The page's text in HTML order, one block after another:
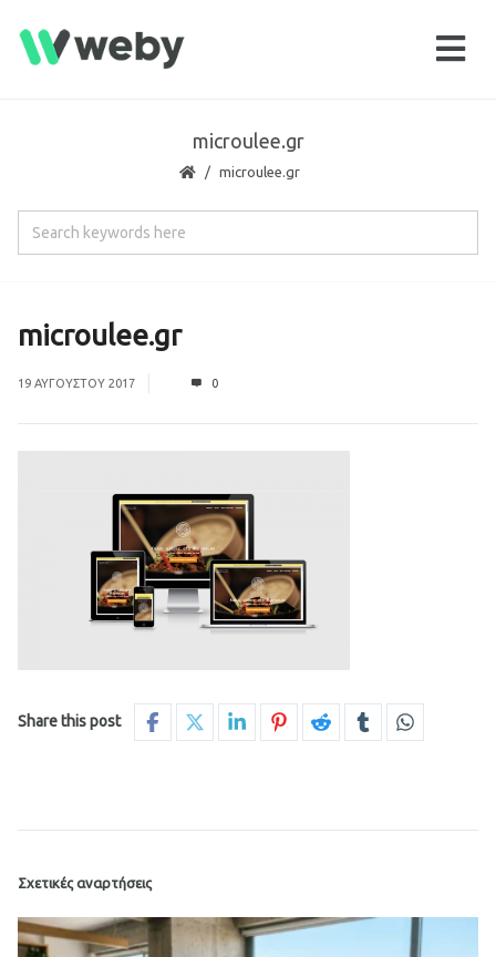
microulee.gr
microulee.gr
microulee.gr
19 ΑΥΓΟΎΣΤΟΥ 2017 0
Share this post
Σχετικές αναρτήσεις